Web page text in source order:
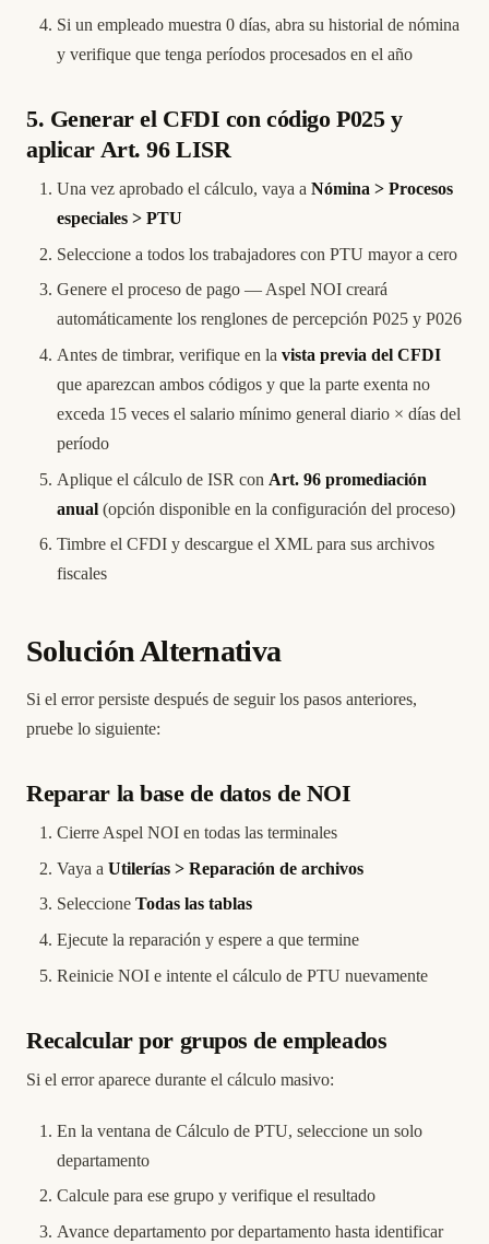
Si un empleado muestra 0 días, abra su historial de nómina
y verifique que tenga períodos procesados en el año
5. Generar el CFDI con código P025 y
aplicar Art. 96 LISR
Una vez aprobado el cálculo, vaya a Nómina > Procesos
especiales > PTU
Seleccione a todos los trabajadores con PTU mayor a cero
Genere el proceso de pago — Aspel NOI creará
automáticamente los renglones de percepción P025 y P026
Antes de timbrar, verifique en la vista previa del CFDI
que aparezcan ambos códigos y que la parte exenta no
exceda 15 veces el salario mínimo general diario × días del
período
Aplique el cálculo de ISR con Art. 96 promediación
anual (opción disponible en la configuración del proceso)
Timbre el CFDI y descargue el XML para sus archivos
fiscales
Solución Alternativa
Si el error persiste después de seguir los pasos anteriores,
pruebe lo siguiente:
Reparar la base de datos de NOI
Cierre Aspel NOI en todas las terminales
Vaya a Utilerías > Reparación de archivos
Seleccione Todas las tablas
Ejecute la reparación y espere a que termine
Reinicie NOI e intente el cálculo de PTU nuevamente
Recalcular por grupos de empleados
Si el error aparece durante el cálculo masivo:
En la ventana de Cálculo de PTU, seleccione un solo
departamento
Calcule para ese grupo y verifique el resultado
Avance departamento por departamento hasta identificar